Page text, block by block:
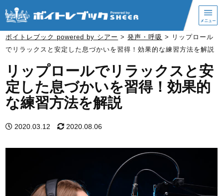
ボイトレブック powered by シアー >発声・呼吸 >
リップロール
でリラックスと安定した息づかいを習得！効果的な練習方法を解説
リップロールでリラックスと安
定した息づかいを習得！効果的
な練習方法を解説
2020.03.12 2020.08.06